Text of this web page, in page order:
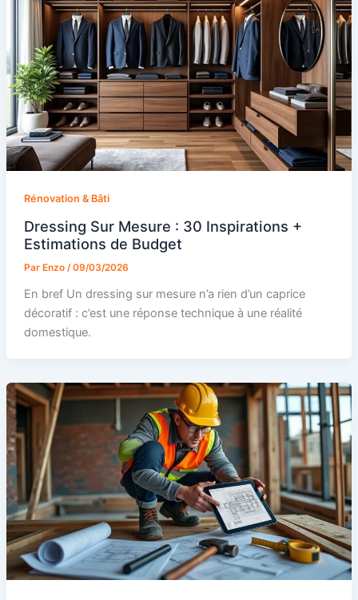
Rénovation & Bâti
Dressing Sur Mesure : 30 Inspirations +
Estimations de Budget
Par Enzo /09/03/2026
En bref Un dressing sur mesure n’a rien d’un caprice
décoratif : c’est une réponse technique à une réalité
domestique.